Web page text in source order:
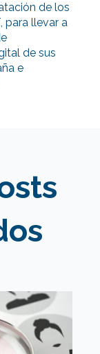
de los
para llevar a
de sus
e